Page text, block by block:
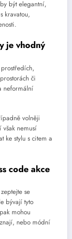
být elegantní,
kravatou,
je vhodný
či
neformální
volněji
nemusí
ke stylu s citem a
code akce
se
bývají tyto
mohou
nebo módní